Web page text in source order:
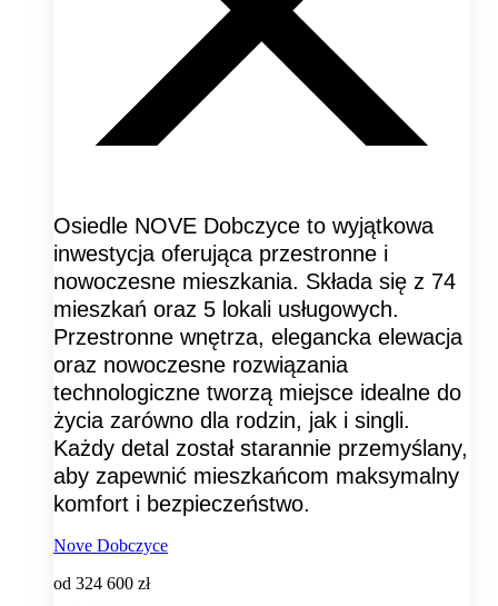
Osiedle NOVE Dobczyce to wyjątkowa
inwestycja oferująca przestronne i
nowoczesne mieszkania. Składa się z 74
mieszkań oraz 5 lokali usługowych.
Przestronne wnętrza, elegancka elewacja
oraz nowoczesne rozwiązania
technologiczne tworzą miejsce idealne do
życia zarówno dla rodzin, jak i singli.
Każdy detal został starannie przemyślany,
aby zapewnić mieszkańcom maksymalny
komfort i bezpieczeństwo.
Nove Dobczyce
od 324 600 zł